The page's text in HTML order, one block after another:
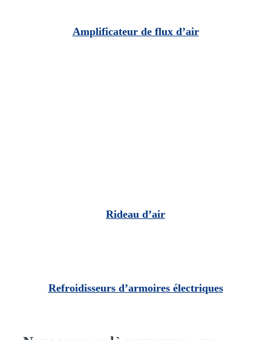
Amplificateur de flux d’air
Rideau d’air
Refroidisseurs d’armoires électriques